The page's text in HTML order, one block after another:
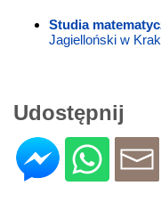
Studia
Jagielloński w
Udostępnij